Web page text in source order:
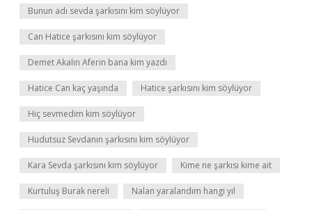
Bunun adı sevda şarkısını kim söylüyor
Can Hatice şarkısını kim söylüyor
Demet Akalın Aferin bana kim yazdı
Hatice Can kaç yaşında Hatice şarkısını kim söylüyor
Hiç sevmedim kim söylüyor
Hudutsuz Sevdanın şarkısını kim söylüyor
Kara Sevda şarkısını kim söylüyor Kime ne şarkısı kime ait
Kurtuluş Burak nereli Nalan yaralandım hangi yıl